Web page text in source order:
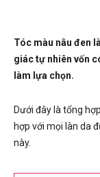
Tóc màu nâu đen
giác tự nhiên vốn
làm lựa chọn.
Dưới đây là tổng
hợp với mọi làn da
này.